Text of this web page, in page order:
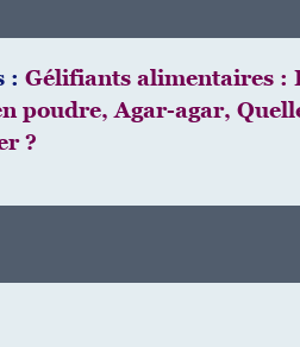
: Gélifiants alimentaires :
poudre, Agar-agar,
?